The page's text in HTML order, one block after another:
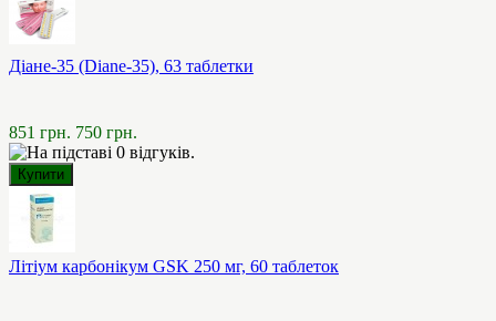
Діане-35 (Diane-35), 63 таблетки
851 грн. 750 грн.
Літіум карбонікум GSK 250 мг, 60 таблеток